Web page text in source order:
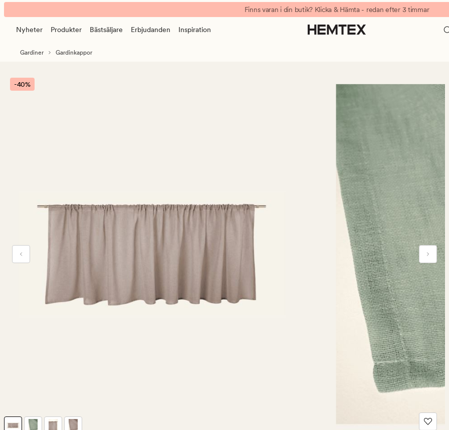
Otto
gardinkappa
banner.
Klicka
ESCAPE
att
pausa.
Finns varan i din butik? Klicka & Hämta - redan efter 3 timmar
Nyheter Produkter Bästsäljare Erbjudanden Inspiration
Gardiner Gardinkappor
-40%